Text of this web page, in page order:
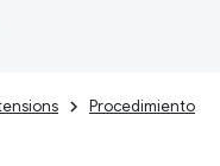
Procedimiento